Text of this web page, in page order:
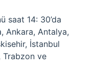
saat 14: 30’da
Ankara, Antalya,
İstanbul
Trabzon ve